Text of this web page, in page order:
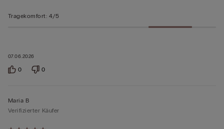
07.06.2026
Tragekomfort: 4/5
0 0
Maria B
Verifizierter Käufer